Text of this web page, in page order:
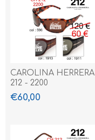
CAROLINA HERRERA
212 - 2200
€60,00